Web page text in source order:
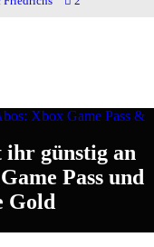
ihr günstig an
Pass und
Gold